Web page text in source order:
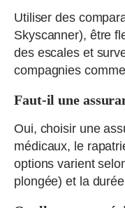
Utiliser des
Skyscanner), être
des escales et
compagnies
Faut-il une
Oui, choisir une
médicaux, le
options varient
plongée) et la